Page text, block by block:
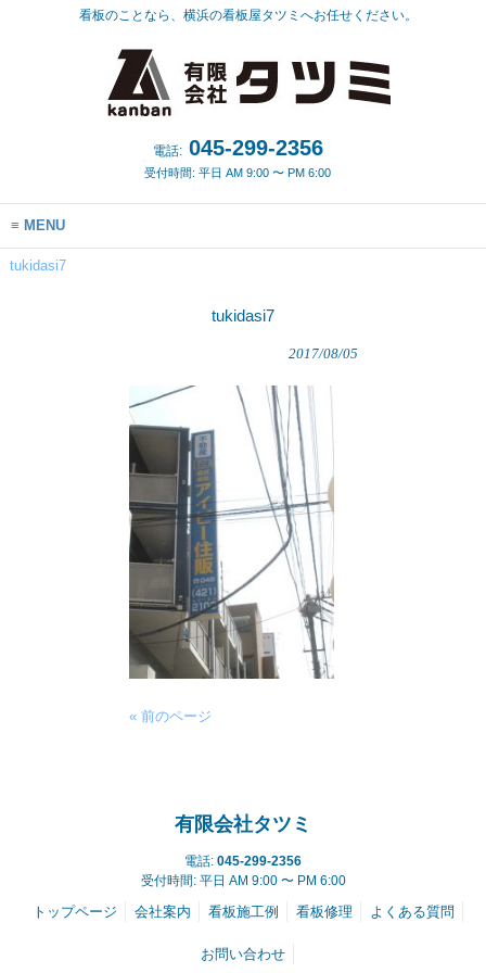
看板のことなら、横浜の看板屋タツミへお任せください。
電話:045-299-2356
受付時間: 平日 AM 9:00 〜 PM 6:00
MENU
tukidasi7
tukidasi7
2017/08/05
« 前のページ
有限会社タツミ
電話: 045-299-2356
受付時間: 平日 AM 9:00 〜 PM 6:00
トップページ 会社案内 看板施工例 看板修理 よくある質問
お問い合わせ